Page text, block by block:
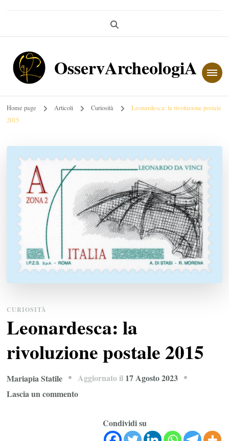
OsservArcheologiA
Home page Articoli Curiosità
Leonardesca: la rivoluzione postale
2015
CURIOSITÀ
Leonardesca: la
rivoluzione postale 2015
Mariapia Statile Aggiornato il 17 Agosto 2023
Lascia un commentosu
rivoluzione
Condividi su